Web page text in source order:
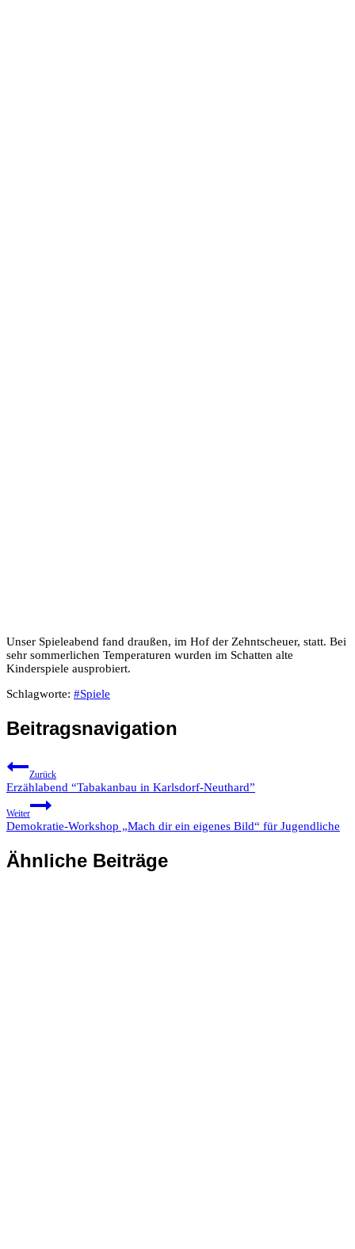
Unser Spieleabend fand draußen, im Hof der Zehntscheuer, statt. Bei
sehr sommerlichen Temperaturen wurden im Schatten alte
Kinderspiele ausprobiert.
Schlagworte: #Spiele
Beitragsnavigation
Zurück
Erzählabend “Tabakanbau in Karlsdorf-Neuthard”
Weiter
Demokratie-Workshop „Mach dir ein eigenes Bild“ für Jugendliche
Ähnliche Beiträge